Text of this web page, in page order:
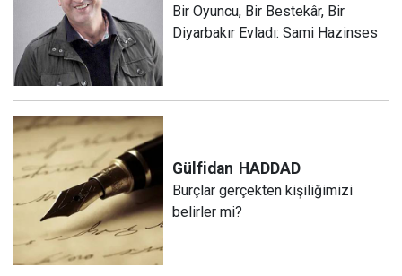
Bir Oyuncu, Bir Bestekâr, Bir
Diyarbakır Evladı: Sami Hazinses
Gülfidan HADDAD
Burçlar gerçekten kişiliğimizi
belirler mi?